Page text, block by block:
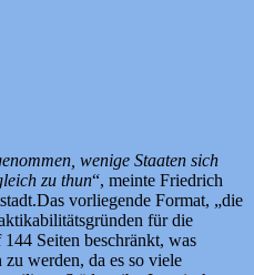
wenige Staaten sich
zu thun“, meinte Friedrich
vorliegende Format, „die
für die
Seiten beschränkt, was
werden, da es so viele